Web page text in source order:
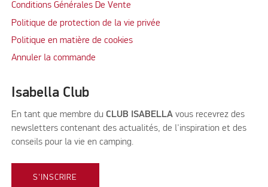
Conditions Générales De Vente
Politique de protection de la vie privée
Politique en matière de cookies
Annuler la commande
Isabella Club
En tant que membre du CLUB ISABELLA vous recevrez des
newsletters contenant des actualités, de l'inspiration et des
conseils pour la vie en camping.
S'INSCRIRE